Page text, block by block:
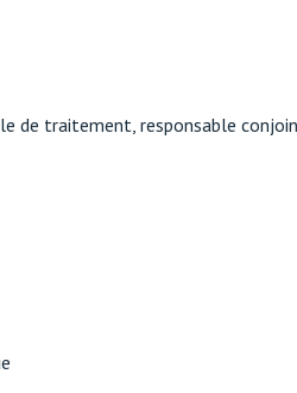
de traitement, responsable